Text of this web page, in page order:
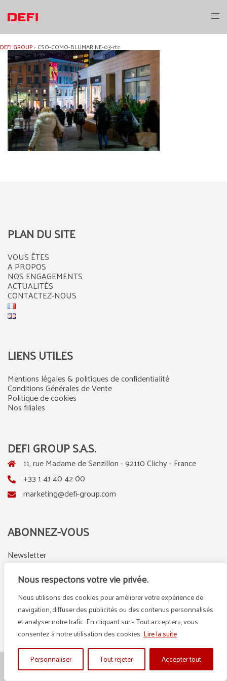
Nous respectons votre vie privée.
Nous utilisons des cookies pour améliorer votre expérience de
navigation, diffuser des publicités ou des contenus personnalisés
et analyser notre trafic. En cliquant sur « Tout accepter », vous
consentez à notre utilisation des cookies.Lire la suite
Personnaliser
Tout rejeter Accepter tout
contenu
DEFI GROUP› CSO-COMO-BLUMARINE-03-rtc
PLAN DU SITE
VOUS ÊTES
A PROPOS
NOS ENGAGEMENTS
ACTUALITÉS
CONTACTEZ-NOUS
LIENS UTILES
Mentions légales & politiques de confidentialité
Conditions Générales de Vente
Politique de cookies
Nos filiales
DEFI GROUP S.A.S.
11, rue Madame de Sanzillon - 92110 Clichy - France
+33 1 41 40 42 00
marketing@defi-group.com
ABONNEZ-VOUS
Newsletter
LinkedIn
Instagram
© {2025} DEFI GROUP